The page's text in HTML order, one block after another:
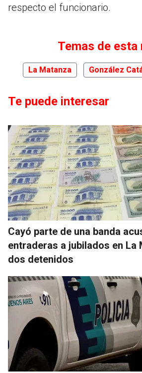
respecto el funcionario.
Temas de esta
La Matanza González
Te puede interesar
Cayó parte de una banda
entraderas a jubilados en La
dos detenidos